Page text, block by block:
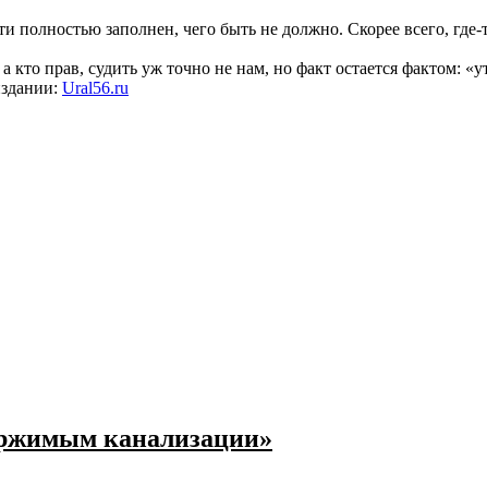
полностью заполнен, чего быть не должно. Скорее всего, где-
кто прав, судить уж точно не нам, но факт остается
Ural56.ru
канализации»